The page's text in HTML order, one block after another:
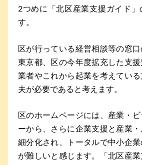
2つめに「北区産業支援ガイド
す。
区が行っている経営相談等の窓口
東京都、区の今年度拡充した支
業者やこれから起業を考えている
夫が必要であると考えます。
区のホームページには、産業・
ーから、さらに企業支援と産業
細分化され、トータルで中小企
が難しいと感じます。「北区産